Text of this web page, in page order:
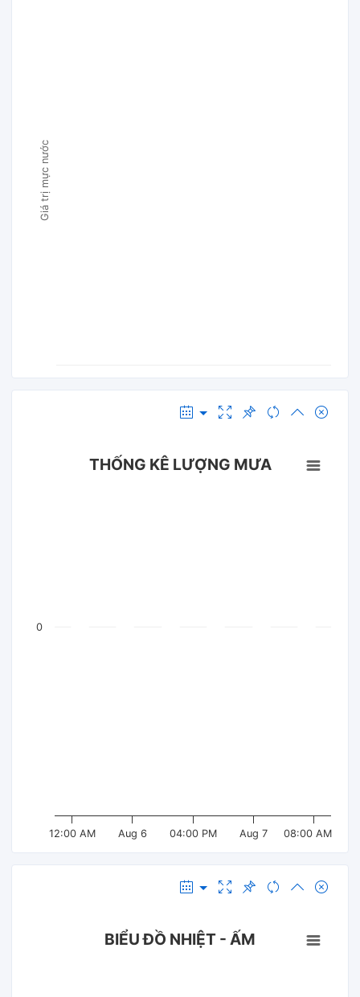
Giá trị mực nước
THỐNG KÊ LƯỢNG MƯA
12:00 AM Aug 6 04:00 PM Aug 7 08:00 AM
0
BIỂU ĐỒ NHIỆT - ẤM